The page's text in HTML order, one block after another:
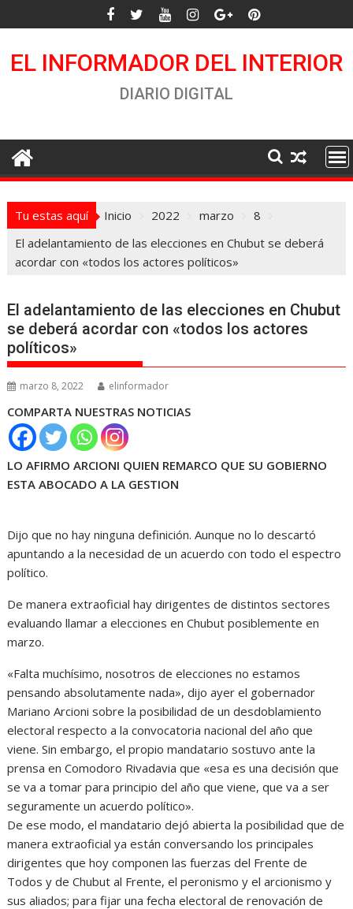
al
EL INFORMADOR DEL INTERIOR
DIARIO DIGITAL
Tu estas aquí Inicio 2022 marzo
8
El adelantamiento de las elecciones en Chubut se deberá
acordar con «todos los actores políticos»
El adelantamiento de las elecciones en Chubut
se deberá acordar con «todos los actores
políticos»
marzo 8, 2022 elinformador
COMPARTA NUESTRAS NOTICIAS
LO AFIRMO ARCIONI QUIEN REMARCO QUE SU GOBIERNO
ESTA ABOCADO A LA GESTION
Dijo que no hay ninguna definición. Aunque no lo descartó
apuntando a la necesidad de un acuerdo con todo el espectro
político.
De manera extraoficial hay dirigentes de distintos sectores
evaluando llamar a elecciones en Chubut posiblemente en
marzo.
«Falta muchísimo, nosotros de elecciones no estamos
pensando absolutamente nada», dijo ayer el gobernador
Mariano Arcioni sobre la posibilidad de un desdoblamiento
electoral respecto a la convocatoria nacional del año que
viene. Sin embargo, el propio mandatario sostuvo ante la
prensa en Comodoro Rivadavia que «esa es una decisión que
se va a tomar para principio del año que viene, que va a ser
seguramente un acuerdo político».
De ese modo, el mandatario dejó abierta la posibilidad que de
manera extraoficial ya están conversando los principales
dirigentes que hoy componen las fuerzas del Frente de
Todos y de Chubut al Frente, el peronismo y el arcionismo y
sus aliados; para fijar una fecha electoral de renovación de